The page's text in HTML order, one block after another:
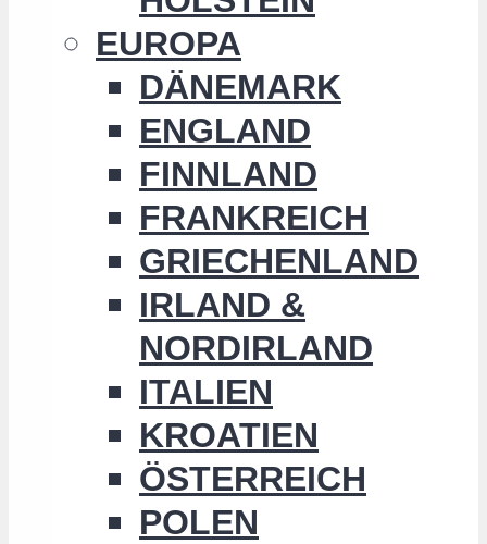
EUROPA
DÄNEMARK
ENGLAND
FINNLAND
FRANKREICH
GRIECHENLAND
IRLAND &
NORDIRLAND
ITALIEN
KROATIEN
ÖSTERREICH
POLEN